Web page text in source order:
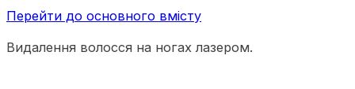
Перейти до основного вмісту
Видалення волосся на ногах лазером.